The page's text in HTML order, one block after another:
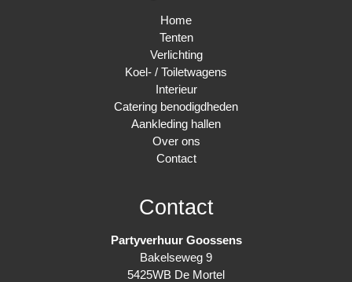
Home
Tenten
Verlichting
Koel- / Toiletwagens
Interieur
Catering benodigdheden
Aankleding hallen
Over ons
Contact
Contact
Partyverhuur Goossens
Bakelseweg 9
5425WB De Mortel